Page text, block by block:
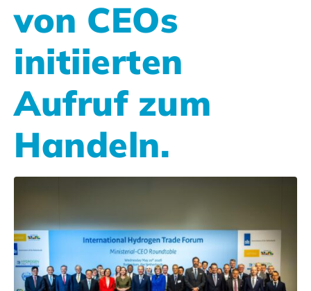
von CEOs
initiierten
Aufruf zum
Handeln.